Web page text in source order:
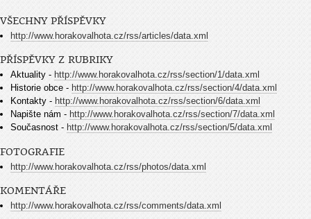
VŠECHNY PŘÍSPĚVKY
http://www.horakovalhota.cz/rss/articles/data.xml
PŘÍSPĚVKY Z RUBRIKY
Aktuality - http://www.horakovalhota.cz/rss/section/1/data.xml
Historie obce - http://www.horakovalhota.cz/rss/section/4/data.xml
Kontakty - http://www.horakovalhota.cz/rss/section/6/data.xml
Napište nám - http://www.horakovalhota.cz/rss/section/7/data.xml
Současnost - http://www.horakovalhota.cz/rss/section/5/data.xml
FOTOGRAFIE
http://www.horakovalhota.cz/rss/photos/data.xml
KOMENTÁŘE
http://www.horakovalhota.cz/rss/comments/data.xml